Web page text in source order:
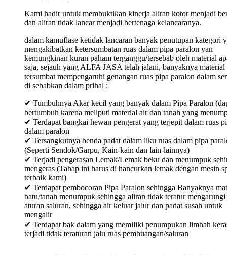
Kami hadir untuk membuktikan kinerja aliran kotor menjadi
dan aliran tidak lancar menjadi bertenaga kelancaranya.
dalam kamuflase ketidak lancaran banyak penutupan kategori
mengakibatkan ketersumbatan ruas dalam pipa paralon yan
kemungkinan kuran paham terganggu/tersebab oleh material
saja, sejauh yang ALFA JASA telah jalani, banyaknya material
tersumbat mempengaruhi genangan ruas pipa paralon dalam
di sebabkan dalam prihal :
✔ Tumbuhnya Akar kecil yang banyak dalam Pipa Paralon
bertumbuh karena meliputi material air dan tanah yang
✔ Terdapat bangkai hewan pengerat yang terjepit dalam ruas
dalam paralon
✔ Tersangkutnya benda padat dalam liku ruas dalam pipa
(Seperti Sendok/Garpu, Kain-kain dan lain-lainnya)
✔ Terjadi pengerasan Lemak/Lemak beku dan menumpuk
mengeras (Tahap ini harus di hancurkan lemak dengan mesin
terbaik kami)
✔ Terdapat pembocoran Pipa Paralon sehingga Banyaknya
batu/tanah menumpuk sehingga aliran tidak teratur mengarungi
aturan saluran, sehingga air keluar jalur dan padat susah untuk
mengalir
✔ Terdapat bak dalam yang memiliki penumpukan limbah
terjadi tidak teraturan jalu ruas pembuangan/saluran